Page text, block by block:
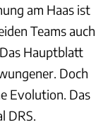
am Haas ist
Teams auch
Hauptblatt
Doch
Evolution. Das
DRS.